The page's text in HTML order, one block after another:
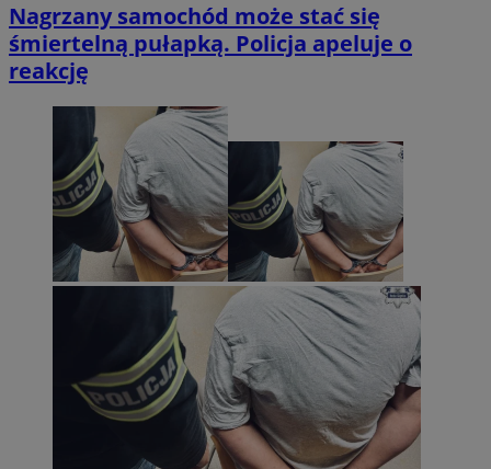
Nagrzany samochód może stać się
śmiertelną pułapką. Policja apeluje o
reakcję